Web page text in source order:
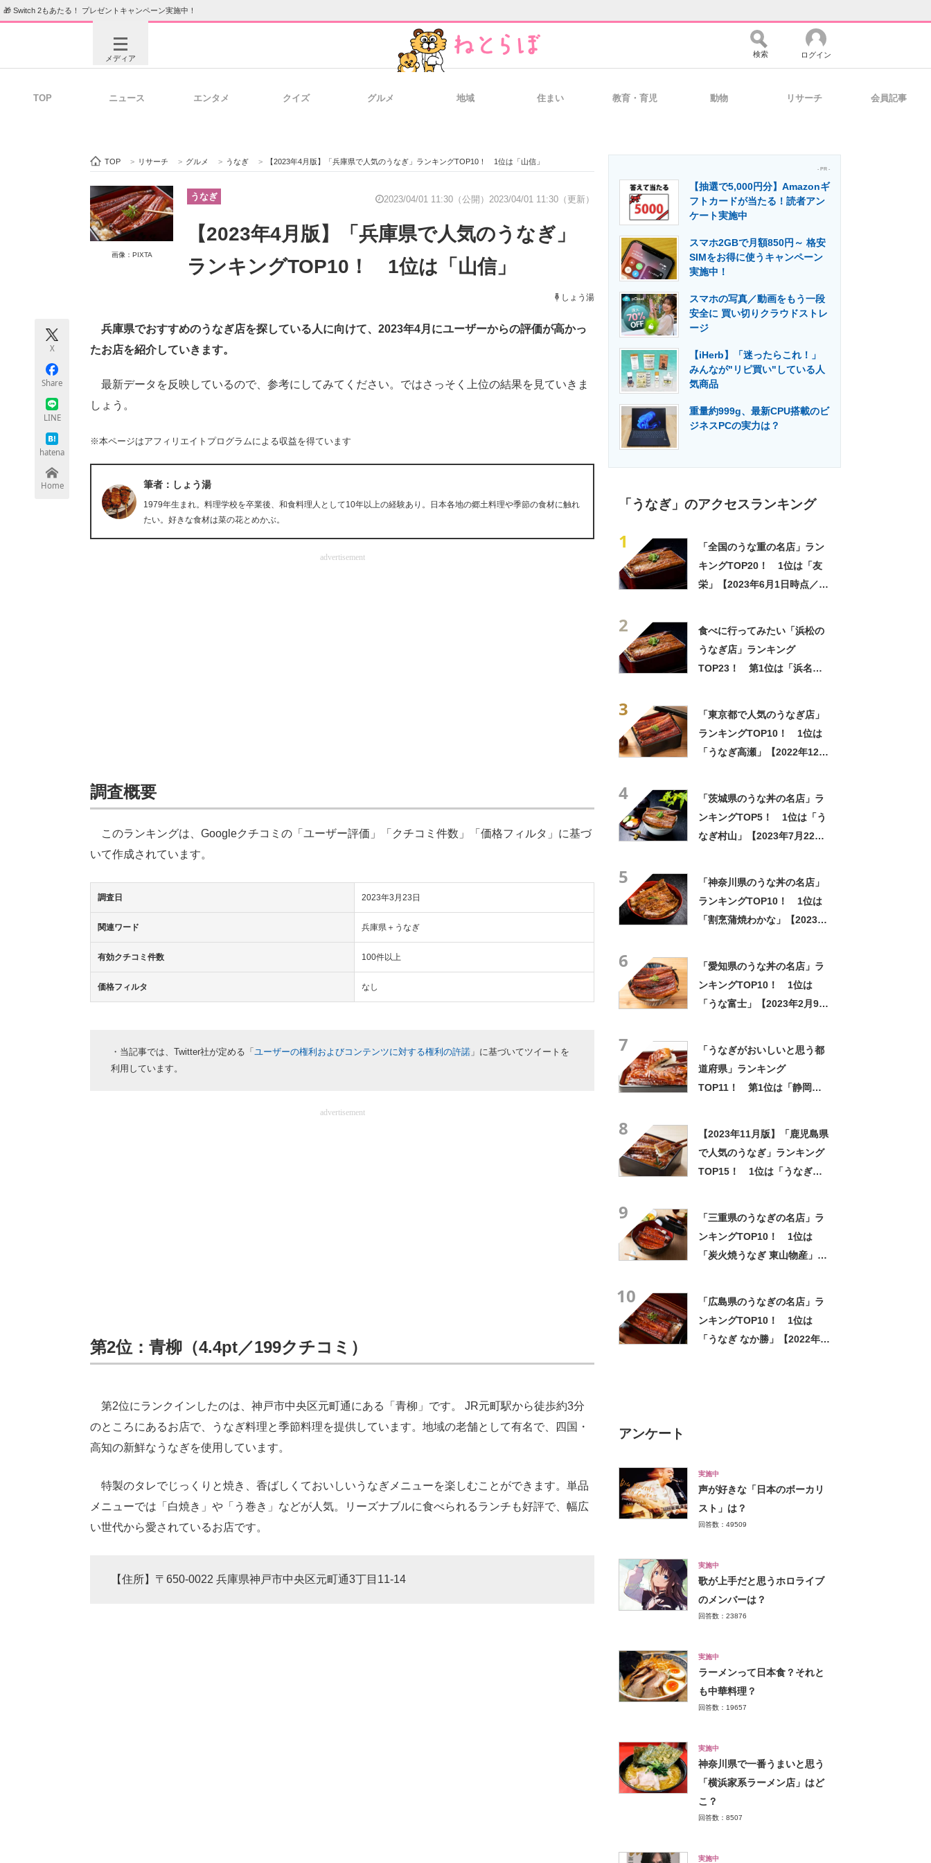
🎁 Switch 2もあたる！ プレゼントキャンペーン実施中！
メディア
ビジネスと働き方のヒント 経営リーダーのコミュニティ マーケ×ITの今がよく分かる
ITエンジニア向け専門サイト IT製品の技術・比較・事例 製造業のIT導入・活用を支援
エネルギーの専門メディア 建設×テクノロジーの最前線
ちょっと気になるネットの話題
検索 ログイン
TOP ニュース エンタメ クイズ グルメ 地域 住まい 教育・育児 動物 リサーチ 会員記事
TOP > リサーチ > グルメ > うなぎ > 【2023年4月版】「兵庫県で人気のうなぎ」ランキングTOP10！ 1位は「山信」
画像：PIXTA
うなぎ 2023/04/01 11:30（公開） 2023/04/01 11:30（更新）
【2023年4月版】「兵庫県で人気のうなぎ」
ランキングTOP10！ 1位は「山信」
しょう湯
X
Share
LINE
hatena
Home
兵庫県でおすすめのうなぎ店を探している人に向けて、2023年4月にユーザーからの評価が高かっ
たお店を紹介していきます。
最新データを反映しているので、参考にしてみてください。ではさっそく上位の結果を見ていきま
しょう。
※本ページはアフィリエイトプログラムによる収益を得ています
筆者：しょう湯
1979年生まれ。料理学校を卒業後、和食料理人として10年以上の経験あり。日本各地の郷土料理や季節の食材に触れ
たい。好きな食材は菜の花とめかぶ。
advertisement
調査概要
このランキングは、Googleクチコミの「ユーザー評価」「クチコミ件数」「価格フィルタ」に基づ
いて作成されています。
調査日 2023年3月23日
関連ワード 兵庫県＋うなぎ
有効クチコミ件数 100件以上
価格フィルタ なし
・当記事では、Twitter社が定める「 ユーザーの権利およびコンテンツに対する権利の許諾 」に基づいてツイートを
利用しています。
advertisement
第2位：青柳（4.4pt／199クチコミ）
第2位にランクインしたのは、神戸市中央区元町通にある「青柳」です。 JR元町駅から徒歩約3分
のところにあるお店で、うなぎ料理と季節料理を提供しています。地域の老舗として有名で、四国・
高知の新鮮なうなぎを使用しています。
特製のタレでじっくりと焼き、香ばしくておいしいうなぎメニューを楽しむことができます。単品
メニューでは「白焼き」や「う巻き」などが人気。リーズナブルに食べられるランチも好評で、幅広
い世代から愛されているお店です。
【住所】〒650-0022 兵庫県神戸市中央区元町通3丁目11-14
- PR -
【抽選で5,000円分】Amazonギ
フトカードが当たる！読者アン
ケート実施中
スマホ2GBで月額850円～ 格安
SIMをお得に使うキャンペーン
実施中！
スマホの写真／動画をもう一段
安全に 買い切りクラウドストレ
ージ
【iHerb】「迷ったらこれ！」
みんなが"リピ買い"している人
気商品
重量約999g、最新CPU搭載のビ
ジネスPCの実力は？
「うなぎ」のアクセスランキング
1
「全国のうな重の名店」ラン
キングTOP20！ 1位は「友
栄」【2023年6月1日時点／
2
食べに行ってみたい「浜松の
うなぎ店」ランキング
TOP23！ 第1位は「浜名湖
3
「東京都で人気のうなぎ店」
ランキングTOP10！ 1位は
「うなぎ高瀬」【2022年12月
4
「茨城県のうな丼の名店」ラ
ンキングTOP5！ 1位は「う
なぎ村山」【2023年7月22日
5
「神奈川県のうな丼の名店」
ランキングTOP10！ 1位は
「割烹蒲焼わかな」【2023年
6
「愛知県のうな丼の名店」ラ
ンキングTOP10！ 1位は
「うな富士」【2023年2月9日
7
「うなぎがおいしいと思う都
道府県」ランキング
TOP11！ 第1位は「静岡
8
【2023年11月版】「鹿児島県
で人気のうなぎ」ランキング
TOP15！ 1位は「うなぎ料
9
「三重県のうなぎの名店」ラ
ンキングTOP10！ 1位は
「炭火焼うなぎ 東山物産」
10
「広島県のうなぎの名店」ラ
ンキングTOP10！ 1位は
「うなぎ なか勝」【2022年8
アンケート
実施中
声が好きな「日本のボーカリ
スト」は？
回答数：49509
実施中
歌が上手だと思うホロライブ
のメンバーは？
回答数：23876
実施中
ラーメンって日本食？それと
も中華料理？
回答数：19657
実施中
神奈川県で一番うまいと思う
「横浜家系ラーメン店」はど
こ？
回答数：8507
実施中